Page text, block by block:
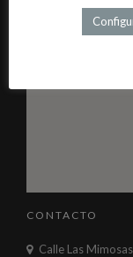
CONTACTO
Calle Las